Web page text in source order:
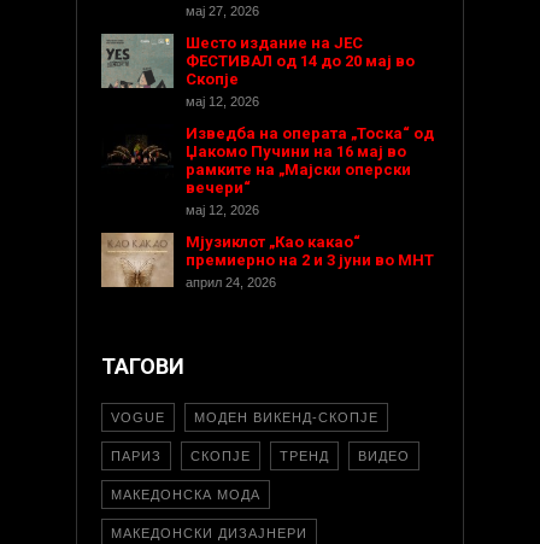
мај 27, 2026
Шесто издание на ЈЕС
ФЕСТИВАЛ од 14 до 20 мај во
Скопје
мај 12, 2026
Изведба на операта „Тоска“ од
Џакомо Пучини на 16 мај во
рамките на „Мајски оперски
вечери“
мај 12, 2026
Мјузиклот „Као какао“
премиерно на 2 и 3 јуни во МНТ
април 24, 2026
ТАГОВИ
VOGUE МОДЕН ВИКЕНД-СКОПЈЕ
ПАРИЗ СКОПЈЕ ТРЕНД ВИДЕО
МАКЕДОНСКА МОДА
МАКЕДОНСКИ ДИЗАЈНЕРИ